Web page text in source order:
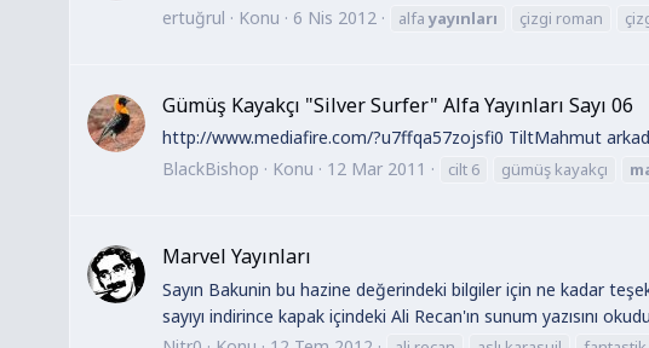
ertuğrul
Konu 6 Nis 2012 alfayayınları çizgi roman
Gümüş Kayakçı "Silver Surfer" Alfa Yayınları Sayı 06
http://www.mediafire.com/?u7ffqa57zojsfi0 TiltMahmut
BlackBishop
Konu 12 Mar 2011 cilt 6 gümüş kayakçı
Marvel Yayınları
Sayın Bakunin bu hazine değerindeki bilgiler için ne kadar
sayıyı indirince kapak içindeki Ali Recan'ın sunum yazısını